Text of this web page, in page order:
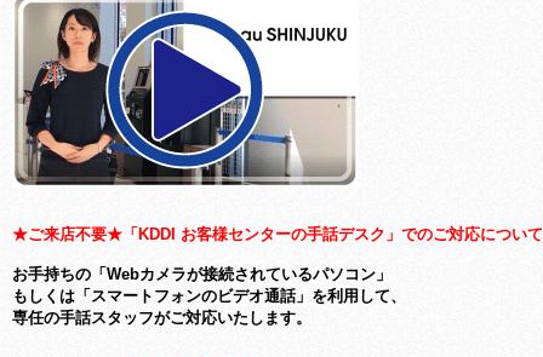
★ご来店不要★「KDDI お客様センターの手話デスク」でのご対応について
お手持ちの「Webカメラが接続されているパソコン」
もしくは「スマートフォンのビデオ通話」を利用して、
専任の手話スタッフがご対応いたします。